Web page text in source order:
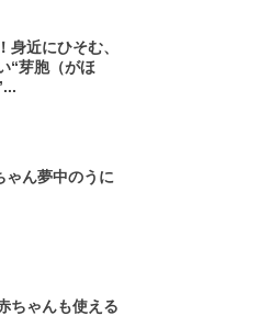
身近にひそむ、
“芽胞（がほ
ゃん夢中のうに
ちゃんも使える